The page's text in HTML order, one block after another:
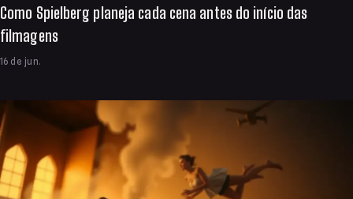
Como Spielberg planeja cada cena antes do início das
filmagens
16 de jun.